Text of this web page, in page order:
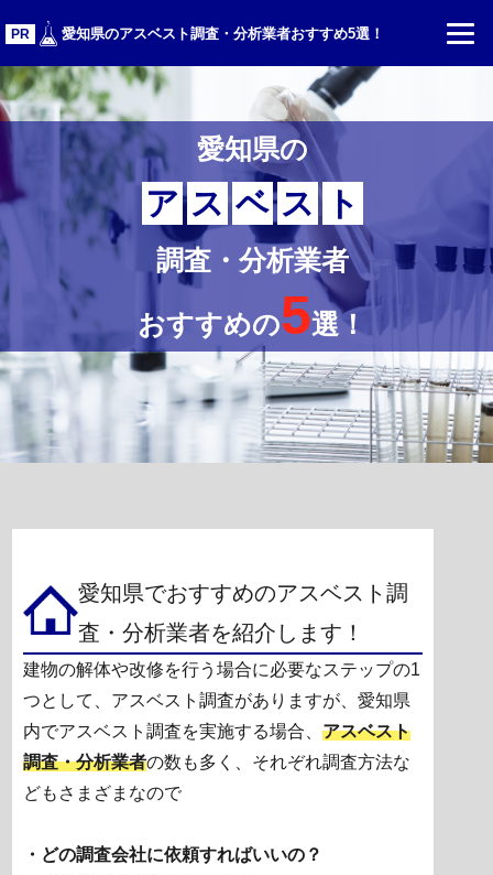
PR 愛知県のアスベスト調査・分析業者おすすめ5選！
愛知県の
ア ス ベ ス ト
調査・分析業者
おすすめの5選！
更新日：2026.04.07
愛知県でおすすめのアスベスト調
査・分析業者を紹介します！
建物の解体や改修を行う場合に必要なステップの1
つとして、アスベスト調査がありますが、愛知県
内でアスベスト調査を実施する場合、アスベスト
調査・分析業者の数も多く、それぞれ調査方法な
どもさまざまなので
・どの調査会社に依頼すればいいの？